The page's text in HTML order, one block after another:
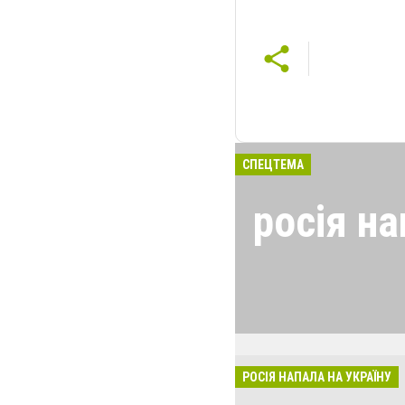
СПЕЦТЕМА
росія
розкрадати
за нашу свободу!!
РОСІЯ НАПАЛА НА УКРАЇНУ